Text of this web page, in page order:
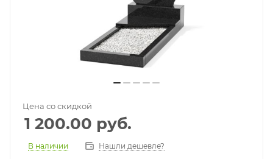
Цена со скидкой
1 200.00 руб.
В наличии Нашли дешевле?